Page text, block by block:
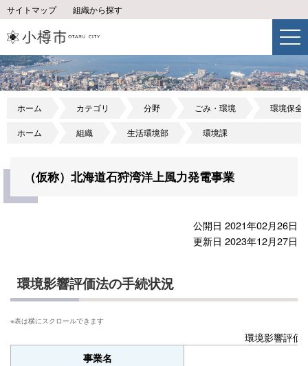
サイトマップ 組織から探す
ホーム カテゴリ 分野 ごみ・環境 環境保全
ホーム 組織 生活環境部 環境課
（仮称）北海道石狩湾洋上風力発電事業
公開日 2021年02月26日
更新日 2023年12月27日
環境影響評価法の手続状況
環境影響評価
事業名